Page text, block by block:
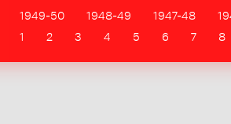
1949-50
1948-49 1947-48
1
2 3 4 5 6 7 8